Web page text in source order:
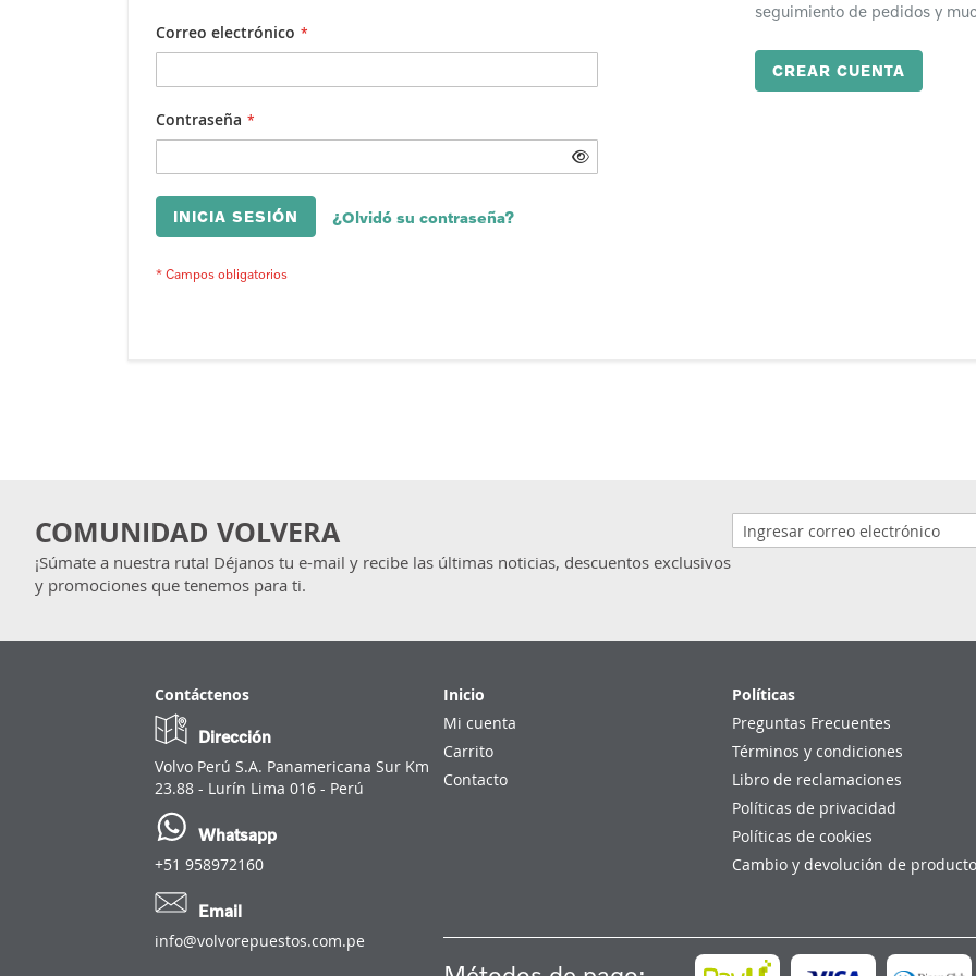
Correo electrónico
Contraseña
INICIA SESIÓN ¿Olvidó su contraseña?
seguimiento de pedidos y
CREAR CUENTA
COMUNIDAD VOLVERA
¡Súmate a nuestra ruta! Déjanos tu e-mail y recibe las últimas noticias, descuentos exclusivos
y promociones que tenemos para ti.
Contáctenos
Dirección
Volvo Perú S.A. Panamericana Sur Km
23.88 - Lurín Lima 016 - Perú
Whatsapp
+51 958972160
Email
info@volvorepuestos.com.pe
Inicio
Mi cuenta
Carrito
Contacto
Políticas
Preguntas Frecuentes
Términos y condiciones
Libro de reclamaciones
Políticas de privacidad
Políticas de cookies
Cambio y devolución de